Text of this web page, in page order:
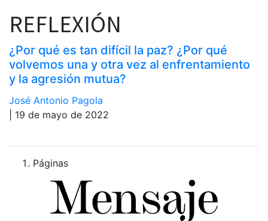
REFLEXIÓN
¿Por qué es tan difícil la paz? ¿Por qué
volvemos una y otra vez al enfrentamiento
y la agresión mutua?
José Antonio Pagola
| 19 de mayo de 2022
Páginas